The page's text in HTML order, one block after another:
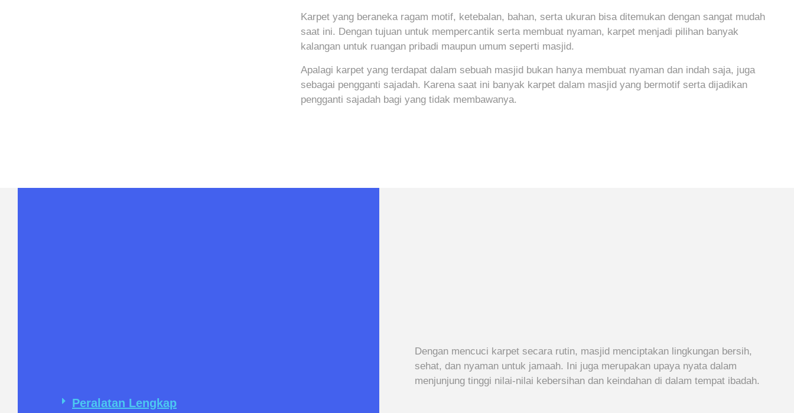
Karpet yang beraneka ragam motif, ketebalan, bahan, serta ukuran bisa ditemukan dengan sangat mudah
saat ini. Dengan tujuan untuk mempercantik serta membuat nyaman, karpet menjadi pilihan banyak
kalangan untuk ruangan pribadi maupun umum seperti masjid.
Apalagi karpet yang terdapat dalam sebuah masjid bukan hanya membuat nyaman dan indah saja, juga
sebagai pengganti sajadah. Karena saat ini banyak karpet dalam masjid yang bermotif serta dijadikan
pengganti sajadah bagi yang tidak membawanya.
Peralatan Lengkap
Dengan mencuci karpet secara rutin, masjid menciptakan lingkungan bersih,
sehat, dan nyaman untuk jamaah. Ini juga merupakan upaya nyata dalam
menjunjung tinggi nilai-nilai kebersihan dan keindahan di dalam tempat ibadah.